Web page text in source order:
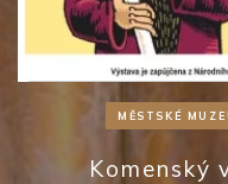
MĚSTSKÉ
Komenský